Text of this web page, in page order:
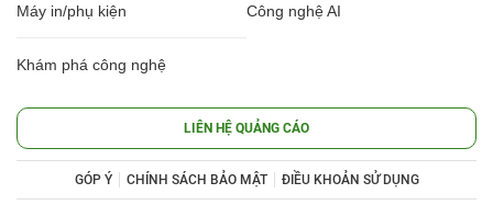
Máy in/phụ kiện Công nghệ AI
Khám phá công nghệ
LIÊN HỆ QUẢNG CÁO
GÓP Ý CHÍNH SÁCH BẢO MẬT ĐIỀU KHOẢN SỬ DỤNG